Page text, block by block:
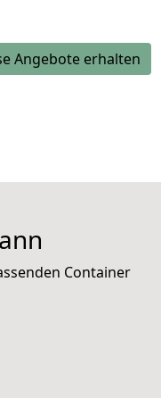
Angebote erhalten
Container